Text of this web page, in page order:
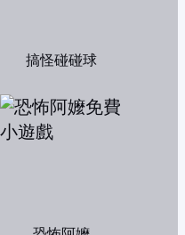
搞怪碰碰球